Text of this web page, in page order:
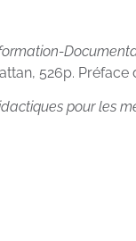
526p.
pour les